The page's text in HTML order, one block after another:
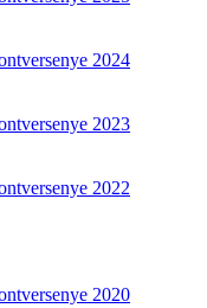
2024
2023
2022
2020